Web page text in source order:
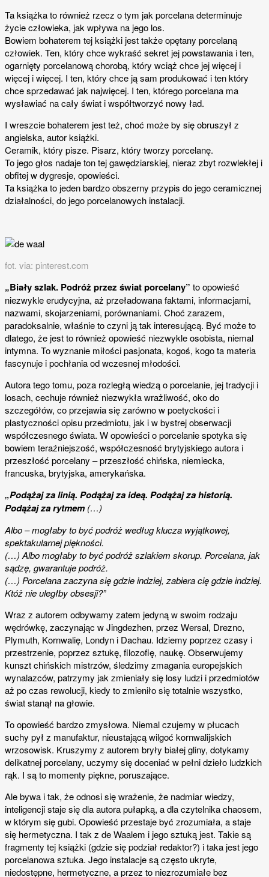
Ta książka to również rzecz o tym jak porcelana determinuje
życie człowieka, jak wpływa na jego los.
Bowiem bohaterem tej książki jest także opętany porcelaną
człowiek. Ten, który chce wykraść sekret jej powstawania i ten,
ogarnięty porcelanową chorobą, który wciąż chce jej więcej i
więcej i więcej. I ten, który chce ją sam produkować i ten który
chce sprzedawać jak najwięcej. I ten, którego porcelana ma
wysławiać na cały świat i współtworzyć nowy ład.
I wreszcie bohaterem jest też, choć może by się obruszył z
angielska, autor książki.
Ceramik, który pisze. Pisarz, który tworzy porcelanę.
To jego głos nadaje ton tej gawędziarskiej, nieraz zbyt rozwlekłej i
obfitej w dygresje, opowieści.
Ta książka to jeden bardzo obszerny przypis do jego ceramicznej
działalności, do jego porcelanowych instalacji.
fot. via: pinterest.com
„Biały szlak. Podróż przez świat porcelany” to opowieść
niezwykle erudycyjna, aż przeładowana faktami, informacjami,
nazwami, skojarzeniami, porównaniami. Choć zarazem,
paradoksalnie, właśnie to czyni ją tak interesującą. Być może to
dlatego, że jest to również opowieść niezwykle osobista, niemal
intymna. To wyznanie miłości pasjonata, kogoś, kogo ta materia
fascynuje i pochłania od wczesnej młodości.
Autora tego tomu, poza rozległą wiedzą o porcelanie, jej tradycji i
losach, cechuje również niezwykła wrażliwość, oko do
szczegółów, co przejawia się zarówno w poetyckości i
plastyczności opisu przedmiotu, jak i w bystrej obserwacji
współczesnego świata. W opowieści o porcelanie spotyka się
bowiem teraźniejszość, współczesność brytyjskiego autora i
przeszłość porcelany – przeszłość chińska, niemiecka,
francuska, brytyjska, amerykańska.
„Podążaj za linią. Podążaj za ideą. Podążaj za historią.
Podążaj za rytmem (…)
Albo – mogłaby to być podróż według klucza wyjątkowej,
spektakularnej piękności.
(…) Albo mogłaby to być podróż szlakiem skorup. Porcelana, jak
sądzę, gwarantuje podróż.
(…) Porcelana zaczyna się gdzie indziej, zabiera cię gdzie indziej.
Któż nie uległby obsesji?”
Wraz z autorem odbywamy zatem jedyną w swoim rodzaju
wędrówkę, zaczynając w Jingdezhen, przez Wersal, Drezno,
Plymuth, Kornwalię, Londyn i Dachau. Idziemy poprzez czasy i
przestrzenie, poprzez sztukę, filozofię, naukę. Obserwujemy
kunszt chińskich mistrzów, śledzimy zmagania europejskich
wynalazców, patrzymy jak zmieniały się losy ludzi i przedmiotów
aż po czas rewolucji, kiedy to zmieniło się totalnie wszystko,
świat stanął na głowie.
To opowieść bardzo zmysłowa. Niemal czujemy w płucach
suchy pył z manufaktur, nieustającą wilgoć kornwalijskich
wrzosowisk. Kruszymy z autorem bryły białej gliny, dotykamy
delikatnej porcelany, uczymy się doceniać w pełni dzieło ludzkich
rąk. I są to momenty piękne, poruszające.
Ale bywa i tak, że odnosi się wrażenie, że nadmiar wiedzy,
inteligencji staje się dla autora pułapką, a dla czytelnika chaosem,
w którym się gubi. Opowieść przestaje być zrozumiała, a staje
się hermetyczna. I tak z de Waalem i jego sztuką jest. Takie są
fragmenty tej książki (gdzie się podział redaktor?) i taka jest jego
porcelanowa sztuka. Jego instalacje są często ukryte,
niedostępne, hermetyczne, a przez to niezrozumiałe bez